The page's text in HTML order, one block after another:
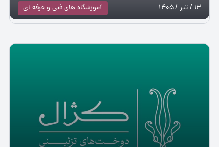
آموزشگاه های فنی و حرفه ای 13 / تیر / 1405